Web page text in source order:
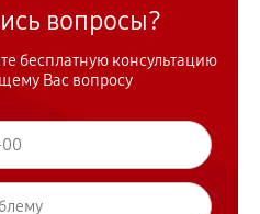
вопросы?
бесплатную консультацию
Вас вопросу